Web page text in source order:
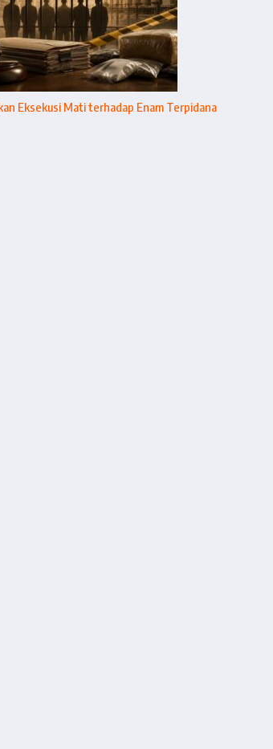
Eksekusi Mati terhadap Enam Terpidana